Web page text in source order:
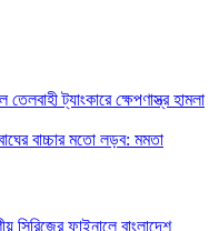
ট্যাংকারে ক্ষেপণাস্ত্র হামলা
বাচ্চার মতো লড়ব: মমতা